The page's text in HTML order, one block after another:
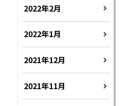
2022年2月
2022年1月
2021年12月
2021年11月